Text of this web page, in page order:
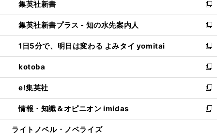
く
で
開
く
ィ
ン
ド
ウ
で
開
く
い
ウ
ィ
ン
ド
ウ
で
開
く
集英社新書
新
し
い
ウ
ィ
ン
ド
ウ
で
開
く
集英社新書プラス - 知の水先案内人
新
し
い
ウ
ィ
ン
ド
ウ
で
開
1日5分で、明日は変わる よみタイ yomitai
新
し
い
ウ
ィ
ン
ド
ウ
kotoba
新
し
い
ウ
ィ
ン
e!集英社
新
し
い
ウ
情報・知識＆オピニオン imidas
新
し
ライトノベル・ノベライズ